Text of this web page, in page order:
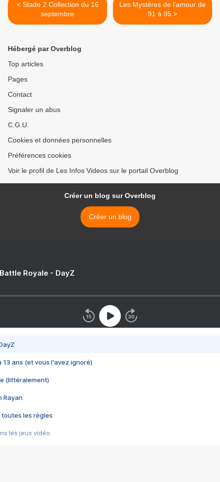
< Stade 2 Collection du 16
septembre
Les Mystères de l'amour de
91 à 95 >
Hébergé par Overblog
Top articles
Pages
Contact
Signaler un abus
C.G.U.
Cookies et données personnelles
Préférences cookies
Voir le profil de Les Infos Videos sur le portail Overblog
Créer un blog sur Overblog
Créer un blog
Royale - DayZ
13 ans (et vous l'avez ignoré)
(littéralement)
Rayan
toutes les règles
les jeux vidéo